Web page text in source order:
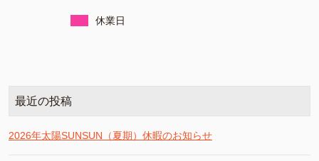
休業日
最近の投稿
2026年太陽SUNSUN（夏期）休暇のお知らせ